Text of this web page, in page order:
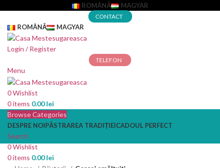
ROMÂNĂ MAGYAR
CONTACT
ROMÂNĂ MAGYAR
Login / Register
TELEFON
Menu
0Wishlist
0items 0.00lei
Browse Categories
DESPRE NOIPĂSTRAREA TRADIȚIEICADOUL PERFECT
Search
0Wishlist
0items 0.00lei